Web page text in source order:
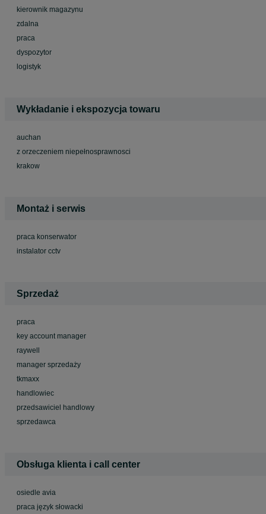
kierownik magazynu
zdalna
praca
dyspozytor
logistyk
Wykładanie i ekspozycja towaru
auchan
z orzeczeniem niepełnosprawnosci
krakow
Montaż i serwis
praca konserwator
instalator cctv
Sprzedaż
praca
key account manager
raywell
manager sprzedaży
tkmaxx
handlowiec
przedsawiciel handlowy
sprzedawca
Obsługa klienta i call center
osiedle avia
praca język słowacki